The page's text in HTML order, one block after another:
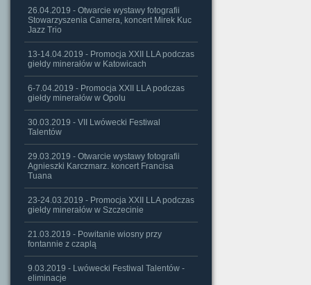
26.04.2019 - Otwarcie wystawy fotografii
Stowarzyszenia Camera, koncert Mirek Kuc
Jazz Trio
13-14.04.2019 - Promocja XXII LLA podczas
giełdy minerałów w Katowicach
6-7.04.2019 - Promocja XXII LLA podczas
giełdy minerałów w Opolu
30.03.2019 - VII Lwówecki Festiwal
Talentów
29.03.2019 - Otwarcie wystawy fotografii
Agnieszki Karczmarz. koncert Francisa
Tuana
23-24.03.2019 - Promocja XXII LLA podczas
giełdy minerałów w Szczecinie
21.03.2019 - Powitanie wiosny przy
fontannie z czaplą
9.03.2019 - Lwówecki Festiwal Talentów -
eliminacje